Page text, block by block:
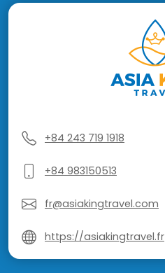
+84 243 719 1918
+84 983150513
fr@asiakingtravel.com
https://asiakingtravel.fr